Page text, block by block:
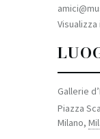
Gallerie
Piazza
Milano,